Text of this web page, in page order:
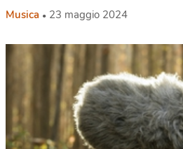
Musica 23 maggio 2024